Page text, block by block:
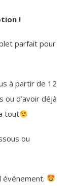
!
parfait pour
à partir de 12
ou d’avoir déjà
tout
ou
événement.